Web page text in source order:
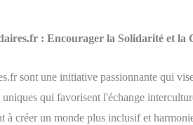
: Encourager la Solidarité et la
sont une initiative passionnante qui
qui favorisent l'échange
à créer un monde plus inclusif et